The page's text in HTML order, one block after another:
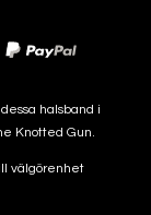
halsband i
Knotted Gun.
välgörenhet